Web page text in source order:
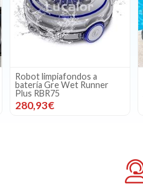
Robot limpiafondos a
batería Gre Wet Runner
Xpert RBR120
299,00€